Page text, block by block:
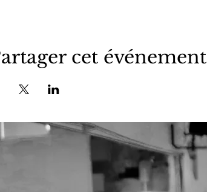
cet événement